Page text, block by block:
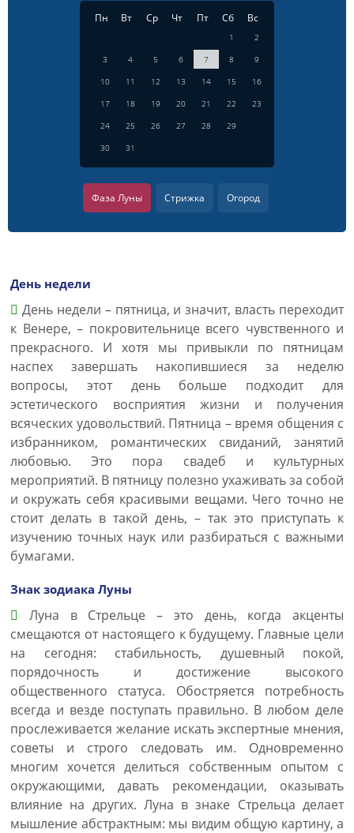
Пн Вт Ср Чт Пт Сб Вс
1
2
3
4 5 6 7 8
9
10
11 12 13 14 15
16
17
18 19 20 21 22
23
24
25 26 27 28
29
30
31
Фаза Луны Стрижка Огород
День недели
День недели – пятница, и значит, власть переходит
к Венере, – покровительнице всего чувственного и
прекрасного. И хотя мы привыкли по пятницам
наспех завершать накопившиеся за неделю
вопросы, этот день больше подходит для
эстетического восприятия жизни и получения
всяческих удовольствий. Пятница – время общения с
избранником, романтических свиданий, занятий
любовью. Это пора свадеб и культурных
мероприятий. В пятницу полезно ухаживать за собой
и окружать себя красивыми вещами. Чего точно не
стоит делать в такой день, – так это приступать к
изучению точных наук или разбираться с важными
бумагами.
Знак зодиака Луны
Луна в Стрельце – это день, когда акценты
смещаются от настоящего к будущему. Главные цели
на сегодня: стабильность, душевный покой,
порядочность и достижение высокого
общественного статуса. Обостряется потребность
всегда и везде поступать правильно. В любом деле
прослеживается желание искать экспертные мнения,
советы и строго следовать им. Одновременно
многим хочется делиться собственным опытом с
окружающими, давать рекомендации, оказывать
влияние на других. Луна в знаке Стрельца делает
мышление абстрактным: мы видим общую картину, а